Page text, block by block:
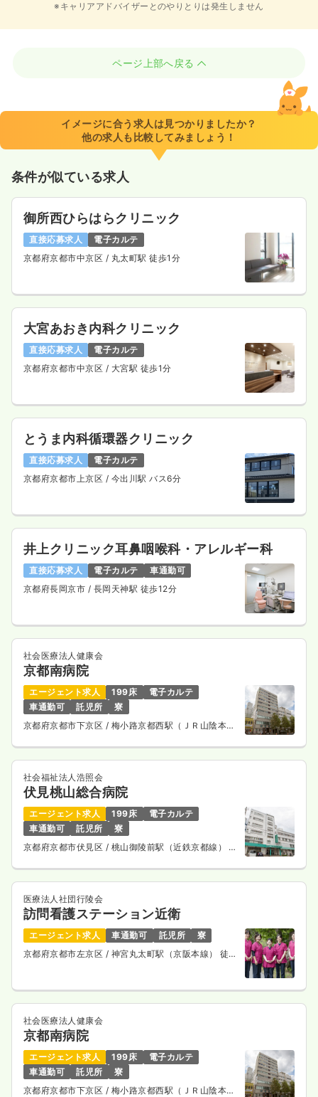
※キャリアアドバイザーとのやりとりは発生しません
ページ上部へ戻る
イメージに合う求人は見つかりましたか？
他の求人も比較してみましょう！
条件が似ている求人
御所西ひらはらクリニック
直接応募求人
電子カルテ
京都府京都市中京区 / 丸太町駅 徒歩1分
大宮あおき内科クリニック
直接応募求人
電子カルテ
京都府京都市中京区 / 大宮駅 徒歩1分
とうま内科循環器クリニック
直接応募求人
電子カルテ
京都府京都市上京区 / 今出川駅 バス6分
井上クリニック耳鼻咽喉科・アレルギー科
直接応募求人 電子カルテ
車通勤可
京都府長岡京市 / 長岡天神駅 徒歩12分
社会医療法人健康会
京都南病院
エージェント求人 199床
電子カルテ
車通勤可
託児所
寮
京都府京都市下京区 / 梅小路京都西駅（ＪＲ山陰本
社会福祉法人浩照会
伏見桃山総合病院
エージェント求人 199床
電子カルテ
車通勤可
託児所
寮
京都府京都市伏見区 / 桃山御陵前駅（近鉄京都線） 徒
医療法人社団行陵会
訪問看護ステーション近衛
エージェント求人 車通勤可 託児所
寮
京都府京都市左京区 / 神宮丸太町駅（京阪本線） 徒歩
社会医療法人健康会
京都南病院
エージェント求人 199床
電子カルテ
車通勤可
託児所
寮
京都府京都市下京区 / 梅小路京都西駅（ＪＲ山陰本